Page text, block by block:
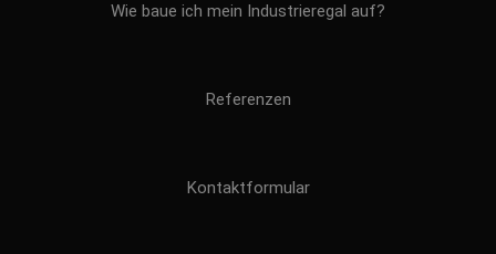
Wie baue ich mein Industrieregal auf?
Referenzen
Kontaktformular